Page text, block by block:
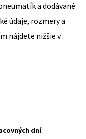
a dodávané
údaje, rozmery a
nájdete nižšie v
dní